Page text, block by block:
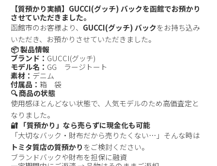
【質預かり実績】GUCCI(グッチ) バックを函館でお預かり
させていただきました。
函館市のお客様より、 GUCCI(グッチ) バックをお持ち込み
いただき、お預かりさせていただきました。
📦 製品情報
ブランド： GUCCI(グッチ)
モデル名： GG ラージトート
素材： デニム
付属品：箱 袋
🔍 商品の状態
使用感ほとんどない状態で、人気モデルのため高価査定と
なりました。
🔐 「質預かり」なら売らずに現金化も可能
「大切なバック・財布だから売りたくない…」そんな時は
トミタ質店の質預かり をご検討ください。
ブランドバックや財布を担保に融資